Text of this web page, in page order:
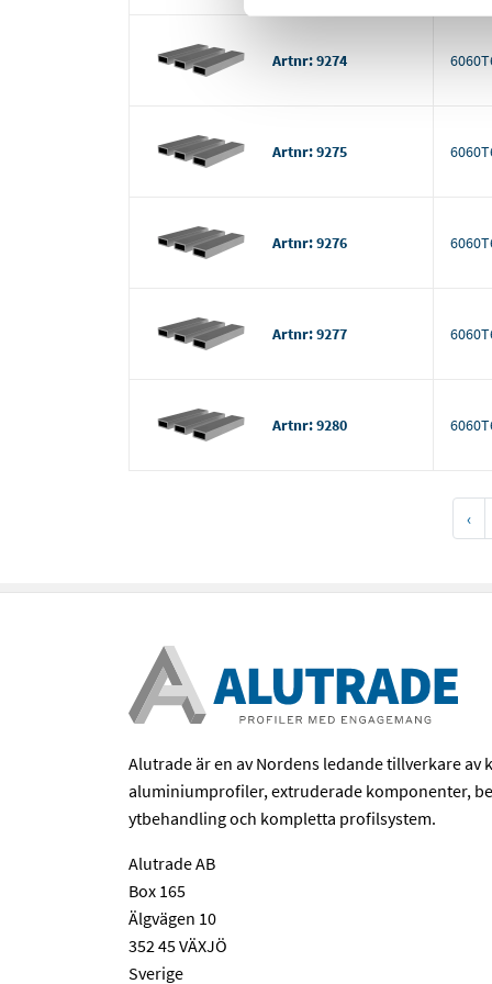
Artnr: 9274
Artnr: 9275
Artnr: 9276
Artnr: 9277
Artnr: 9280
‹
Alutrade är en av Nordens ledande tillverkare av
aluminiumprofiler, extruderade komponenter,
ytbehandling och kompletta profilsystem.
Alutrade AB
Box 165
Älgvägen 10
352 45 VÄXJÖ
Sverige